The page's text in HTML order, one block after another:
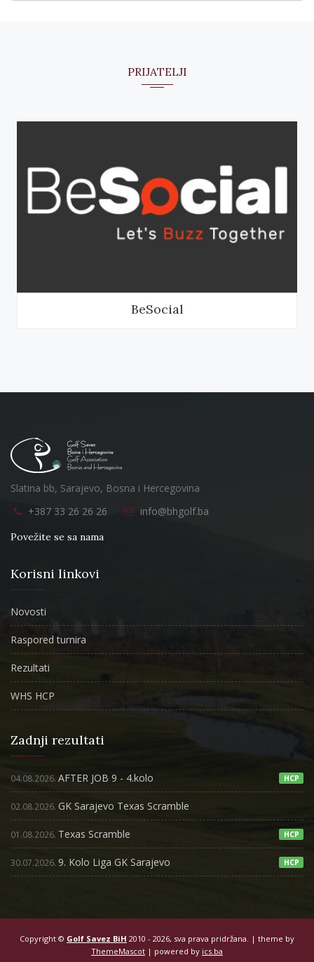
PRIJATELJI
BeSocial
Slatina bb, Sarajevo, Bosna i Hercegovina
+387 33 26 26 26
info@bhgolf.ba
Povežite se sa nama
Korisni linkovi
Novosti
Raspored turnira
Rezultati
WHS HCP
Zadnji rezultati
04.08.2026. AFTER JOB 9 - 4.kolo HCP
02.08.2026. GK Sarajevo Texas Scramble
01.08.2026. Texas Scramble HCP
30.07.2026. 9. Kolo Liga GK Sarajevo HCP
Copyright © Golf Savez BiH 2010 - 2026, sva prava pridržana. | theme by
ThemeMascot | powered by ics.ba